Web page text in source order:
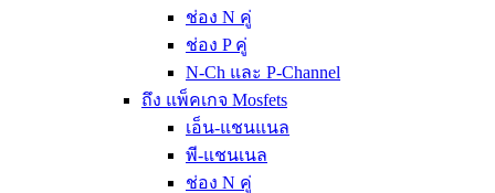
ช่อง N คู่
ช่อง P คู่
N-Ch และ P-Channel
ถึง แพ็คเกจ Mosfets
เอ็น-แชนแนล
พี-แชนเนล
ช่อง N คู่